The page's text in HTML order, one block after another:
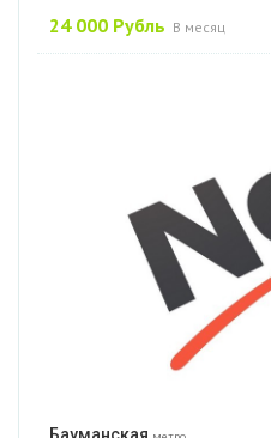
24 000 Рубль В месяц